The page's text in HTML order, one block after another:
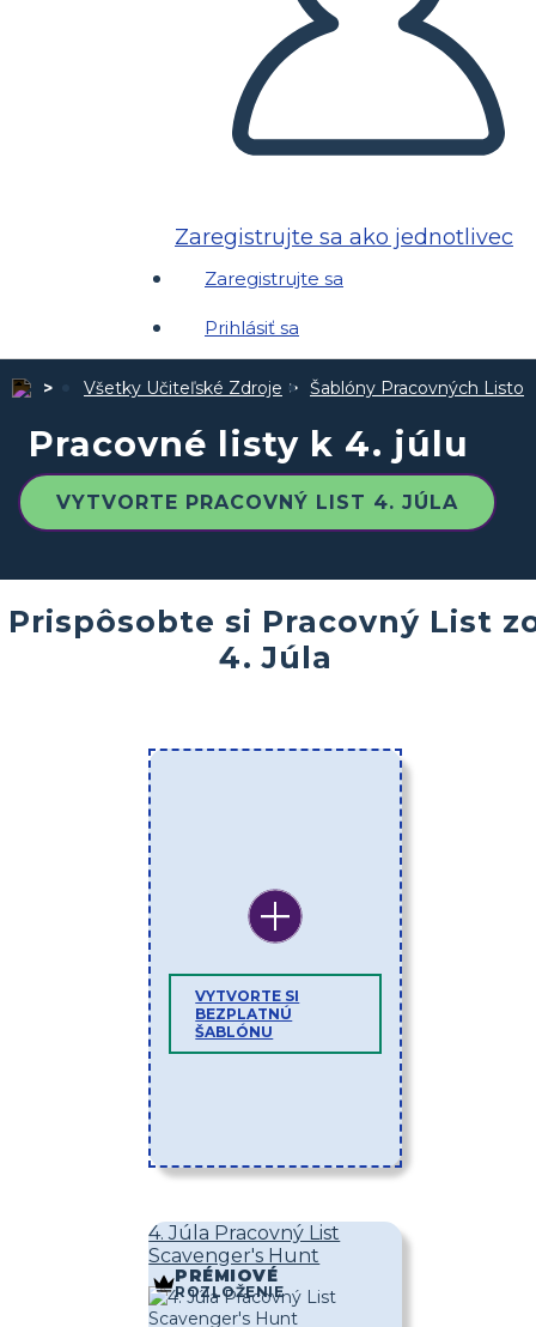
Zaregistrujte sa ako jednotlivec
Zaregistrujte sa
Prihlásiť sa
Všetky Učiteľské Zdroje Šablóny Pracovných Listov
Pracovné listy k 4. júlu
VYTVORTE PRACOVNÝ LIST 4. JÚLA
Prispôsobte si Pracovný List
4. Júla
VYTVORTE SI
BEZPLATNÚ
ŠABLÓNU
4. Júla Pracovný List
Scavenger's Hunt
PRÉMIOVÉ
ROZLOŽENIE